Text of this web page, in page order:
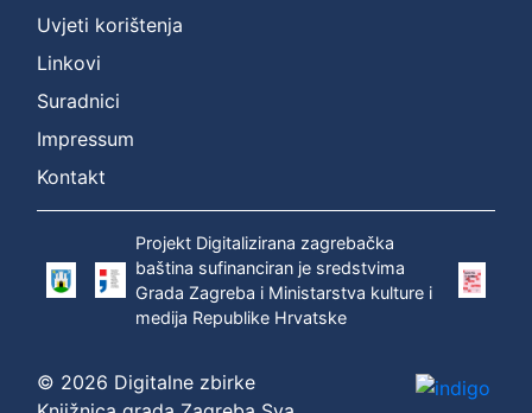
Uvjeti korištenja
Linkovi
Suradnici
Impressum
Kontakt
Projekt Digitalizirana zagrebačka
baština sufinanciran je sredstvima
Grada Zagreba i Ministarstva kulture i
medija Republike Hrvatske
© 2026 Digitalne zbirke